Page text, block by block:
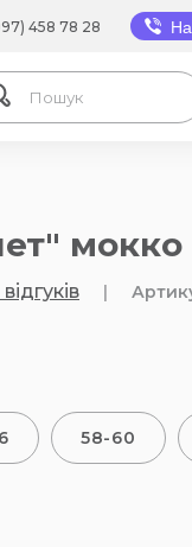
458 78 28
мокко
|
58-60